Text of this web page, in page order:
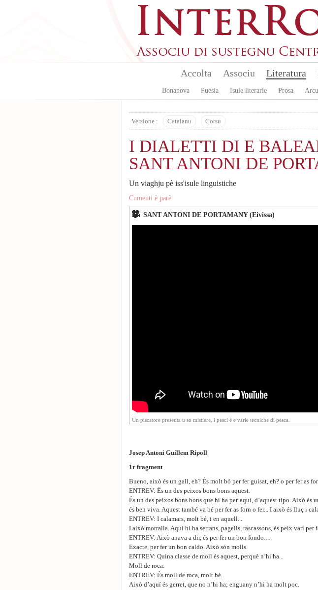
Accolta Associu Literatura
Bonanova Puesia Isule literarie Prosa
Versione : Catalanu Corsu
I DIALETTI DI E
SANT ANTONI DE
Un viaghju pè iss'isule linguistiche
Cumenti è parè
SANT ANTONI DE PORTAMANY (Eivissa)
Un piscatore presenta u so mistiere, i pesci è e varie tecniche di pesca.
Josep Antoni Guillem Ripoll
1r fragment
Bueno, això és un gall, eh? És molt bó per fer guisat, eh? o per fer as
ENTREV: És un des peixos bons bons aquest.
És un des peixos bons bons que hi ha per aquí, d’aquest tipo. Això és
és ben viva. Aquest també va bé per fer as forn o fer... I això és lluç i
ENTREV: I calamars, molt bé, i en aquell...
I això morralla. Aquí hi ha serrans, pagells, rascassons, és peix vari per
ENTREV: Això anava a dir, és per fer un bon fondo…
Exacte, per fer un bon caldo. Això són molls.
ENTREV: Quina classe de moll és aquest, perquè n’hi ha...
Moll de roca.
ENTREV: És moll de roca, molt bé.
Això d’aquí és gerret, que no n’hi ha; enguany n’hi ha molt poc.